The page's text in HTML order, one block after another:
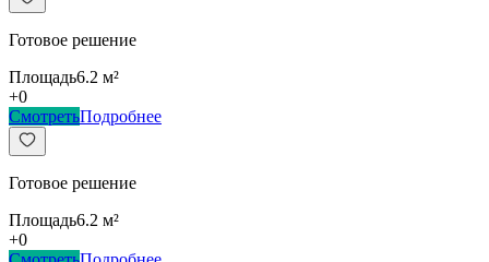
Готовое решение
Площадь6.2 м²
+0
СмотретьПодробнее
Готовое решение
Площадь6.2 м²
+0